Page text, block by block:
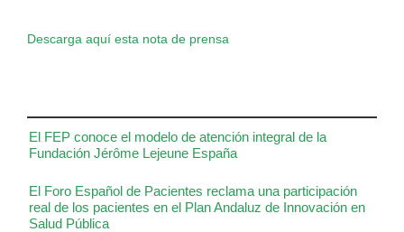
El FEP conoce el modelo de atención integral de la
Fundación Jérôme Lejeune España
El Foro Español de Pacientes reclama una participación
real de los pacientes en el Plan Andaluz de Innovación en
Salud Pública
Descarga aquí esta nota de prensa